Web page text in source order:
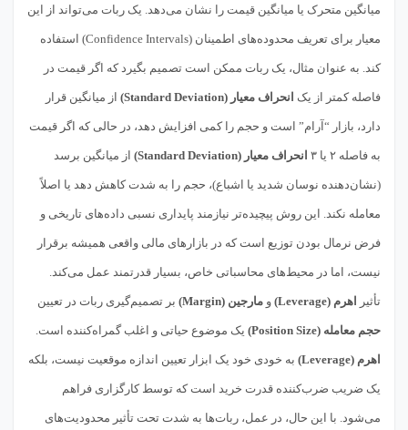
میانگین متحرک یا میانگین قیمت را نشان می‌دهد. یک ربات می‌تواند از این
معیار برای تعریف محدوده‌های اطمینان (Confidence Intervals) استفاده
کند. به عنوان مثال، یک ربات ممکن است تصمیم بگیرد که اگر قیمت در
فاصله کمتر از یک انحراف معیار (Standard Deviation) از میانگین قرار
دارد، بازار “آرام” است و حجم را کمی افزایش دهد، در حالی که اگر قیمت
به فاصله ۲ یا ۳ انحراف معیار (Standard Deviation) از میانگین برسد
(نشان‌دهنده نوسان شدید یا اشباع)، حجم را به شدت کاهش دهد یا اصلاً
معامله نکند. این روش پیچیده‌تر نیازمند پایداری نسبی داده‌های تاریخی و
فرض نرمال بودن توزیع است که در بازارهای مالی واقعی همیشه برقرار
نیست، اما در محیط‌های محاسباتی خاص، بسیار قدرتمند عمل می‌کند.
تأثیر اهرم (Leverage) و مارجین (Margin) بر تصمیم‌گیری ربات در تعیین
حجم معامله (Position Size) یک موضوع حیاتی و اغلب گمراه‌کننده است.
اهرم (Leverage) به خودی خود یک ابزار تعیین اندازه موقعیت نیست، بلکه
یک ضریب ضرب‌کننده قدرت خرید است که توسط کارگزاری فراهم
می‌شود. با این حال، در عمل، ربات‌ها به شدت تحت تأثیر محدودیت‌های